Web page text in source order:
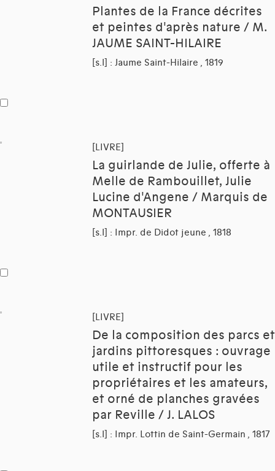
Plantes de la France décrites
et peintes d'après nature / M.
JAUME SAINT-HILAIRE
[s.l] : Jaume Saint-Hilaire , 1819
[LIVRE]
La guirlande de Julie, offerte à
Melle de Rambouillet, Julie
Lucine d'Angene / Marquis de
MONTAUSIER
[s.l] : Impr. de Didot jeune , 1818
[LIVRE]
De la composition des parcs et
jardins pittoresques : ouvrage
utile et instructif pour les
propriétaires et les amateurs,
et orné de planches gravées
par Reville / J. LALOS
[s.l] : Impr. Lottin de Saint-Germain , 1817